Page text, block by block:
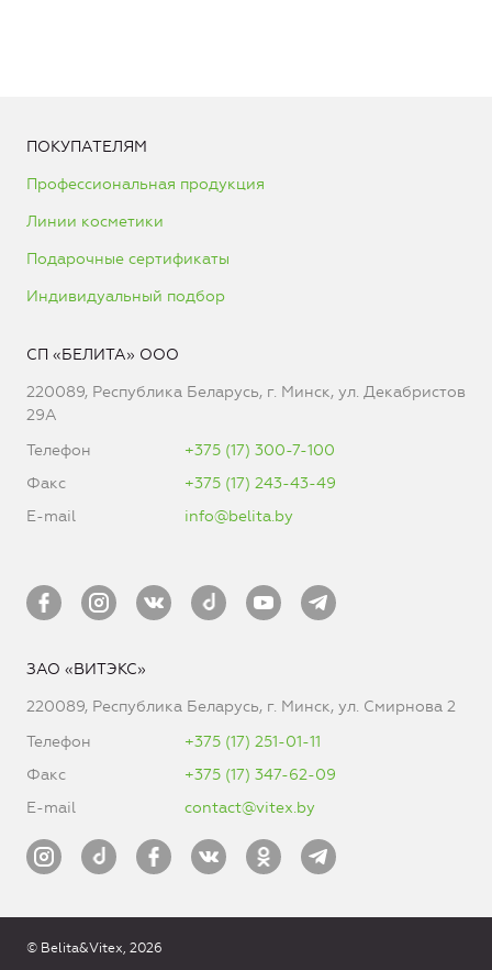
ПОКУПАТЕЛЯМ
Профессиональная продукция
Линии косметики
Подарочные сертификаты
Индивидуальный подбор
СП «БЕЛИТА» ООО
220089, Республика Беларусь, г. Минск, ул. Декабристов
29А
Телефон
+375 (17) 300-7-100
Факс
+375 (17) 243-43-49
E-mail
info@belita.by
ЗАО «ВИТЭКС»
220089, Республика Беларусь, г. Минск, ул. Смирнова 2
Телефон
+375 (17) 251-01-11
Факс
+375 (17) 347-62-09
E-mail
contact@vitex.by
© Belita&Vitex, 2026